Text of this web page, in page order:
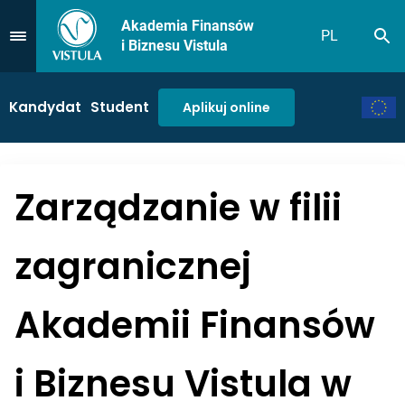
Przejdź do Menu
Akademia Finansów
i Biznesu Vistula
PL
Kandydat Student Aplikuj online
Zarządzanie w filii
zagranicznej
Akademii Finansów
i Biznesu Vistula w